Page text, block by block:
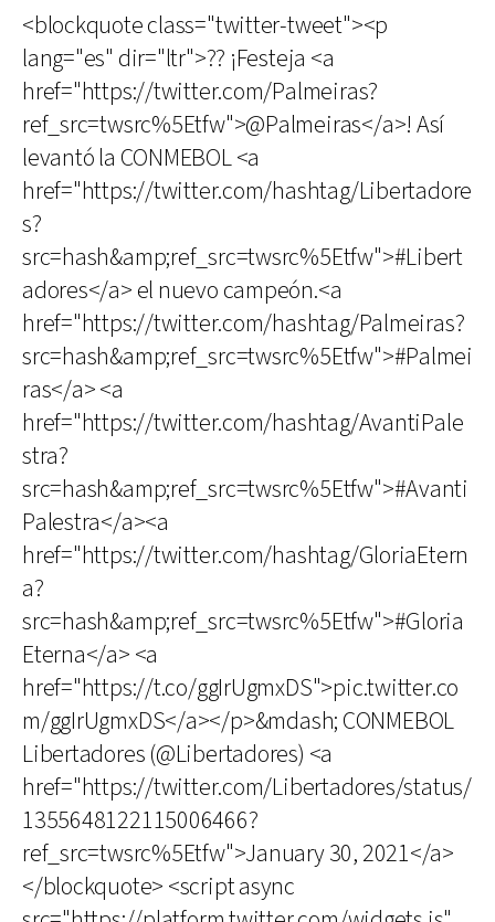
<blockquote class="twitter-tweet"><p
lang="es" dir="ltr">?? ¡Festeja <a
href="https://twitter.com/Palmeiras?
ref_src=twsrc%5Etfw">@Palmeiras</a>! Así
levantó la CONMEBOL <a
href="https://twitter.com/hashtag/Libertadore
s?
src=hash&amp;ref_src=twsrc%5Etfw">#Libert
adores</a> el nuevo campeón.<a
href="https://twitter.com/hashtag/Palmeiras?
src=hash&amp;ref_src=twsrc%5Etfw">#Palmei
ras</a> <a
href="https://twitter.com/hashtag/AvantiPale
stra?
src=hash&amp;ref_src=twsrc%5Etfw">#Avanti
Palestra</a><a
href="https://twitter.com/hashtag/GloriaEtern
a?
src=hash&amp;ref_src=twsrc%5Etfw">#Gloria
Eterna</a> <a
href="https://t.co/ggIrUgmxDS">pic.twitter.co
m/ggIrUgmxDS</a></p>&mdash; CONMEBOL
Libertadores (@Libertadores) <a
href="https://twitter.com/Libertadores/status/
1355648122115006466?
ref_src=twsrc%5Etfw">January 30, 2021</a>
</blockquote> <script async